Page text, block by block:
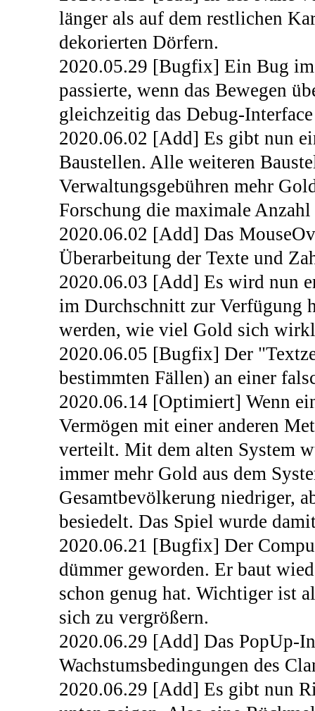
länger als auf dem restlichen
dekorierten Dörfern.
2020.05.29 [Bugfix] Ein Bug
passierte, wenn das Bewegen
gleichzeitig das Debug-
2020.06.02 [Add] Es gibt nun
Baustellen. Alle weiteren
Verwaltungsgebühren mehr
Forschung die maximale
2020.06.02 [Add] Das
Überarbeitung der Texte und
2020.06.03 [Add] Es wird nun
im Durchschnitt zur Verfügung
werden, wie viel Gold sich
2020.06.05 [Bugfix] Der
bestimmten Fällen) an einer
2020.06.14 [Optimiert] Wenn
Vermögen mit einer anderen
verteilt. Mit dem alten System
immer mehr Gold aus dem
Gesamtbevölkerung niedriger,
besiedelt. Das Spiel wurde
2020.06.21 [Bugfix] Der
dümmer geworden. Er baut
schon genug hat. Wichtiger ist
sich zu vergrößern.
2020.06.29 [Add] Das PopUp-
Wachstumsbedingungen des
2020.06.29 [Add] Es gibt nun